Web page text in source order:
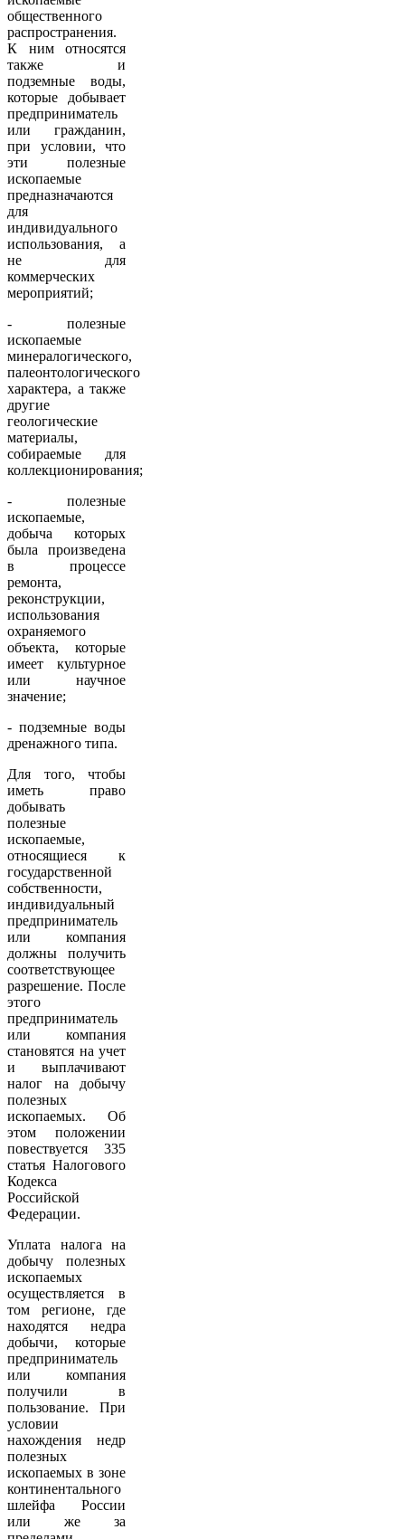
общественного
распространения.
К ним относятся
также и
подземные воды,
которые добывает
предприниматель
или гражданин,
при условии, что
эти полезные
ископаемые
предназначаются
для
индивидуального
использования, а
не для
коммерческих
мероприятий;
- полезные
ископаемые
минералогического,
палеонтологического
характера, а также
другие
геологические
материалы,
собираемые для
коллекционирования;
- полезные
ископаемые,
добыча которых
была произведена
в процессе
ремонта,
реконструкции,
использования
охраняемого
объекта, которые
имеет культурное
или научное
значение;
- подземные воды
дренажного типа.
Для того, чтобы
иметь право
добывать
полезные
ископаемые,
относящиеся к
государственной
собственности,
индивидуальный
предприниматель
или компания
должны получить
соответствующее
разрешение. После
этого
предприниматель
или компания
становятся на учет
и выплачивают
налог на добычу
полезных
ископаемых. Об
этом положении
повествуется 335
статья Налогового
Кодекса
Российской
Федерации.
Уплата налога на
добычу полезных
ископаемых
осуществляется в
том регионе, где
находятся недра
добычи, которые
предприниматель
или компания
получили в
пользование. При
условии
нахождения недр
полезных
ископаемых в зоне
континентального
шлейфа России
или же за